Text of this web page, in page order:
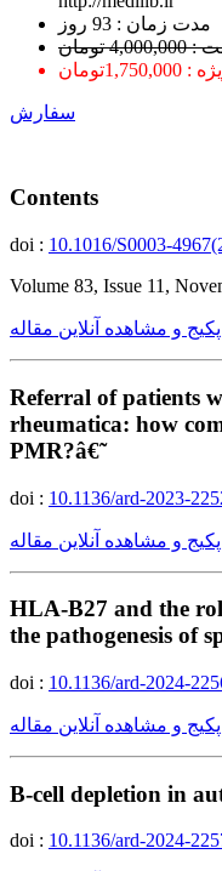
ﻣﺪﺕ ﺯﻣﺎﻥ : 93 ﺭﻭﺯ
تومان
سفارش
Contents
doi : 10.1016/S0003-
Volume 83, Issue 11,
و مشاهده آنلاین مقاله
Referral of patients
rheumatica: how
PMR?â€˜
doi : 10.1136/ard-2023-
و مشاهده آنلاین مقاله
HLA-B27 and the
the pathogenesis of
doi : 10.1136/ard-2024-
و مشاهده آنلاین مقاله
B-cell depletion in
doi : 10.1136/ard-2024-